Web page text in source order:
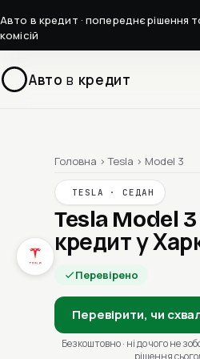
Авто в кредит · попереднє рішення
комісій
Авто в кредит
Головна › Tesla › Model 3
TESLA · СЕДАН
Tesla Model 3
кредит у
Перевірено
Перевірити, чи
Безкоштовно · ні до чого не
рішення